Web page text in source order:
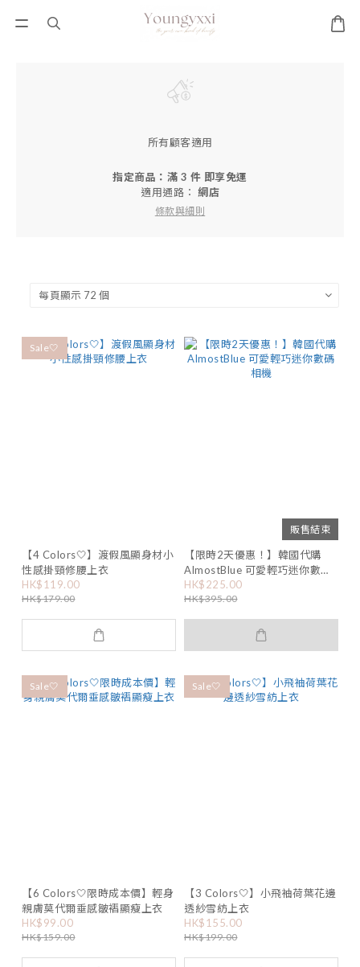
所有顧客適用
指定商品：滿 3 件 即享免運
適用通路： 網店
條款與細則
Sale🤍
【4 Colors🤍】渡假風顯身材小
性感掛頸修腰上衣
HK$119.00
HK$179.00
販售結束
【限時2天優惠！】韓國代購
AlmostBlue 可愛輕巧迷你數碼
相機
HK$225.00
HK$395.00
Sale🤍
【6 Colors🤍限時成本價】輕身
親膚莫代爾垂感皺褶顯瘦上衣
HK$99.00
HK$159.00
Sale🤍
【3 Colors🤍】小飛袖荷葉花邊
透紗雪紡上衣
HK$155.00
HK$199.00